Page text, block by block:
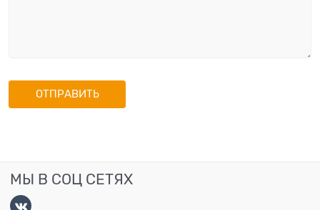
МЫ В СОЦ СЕТЯХ